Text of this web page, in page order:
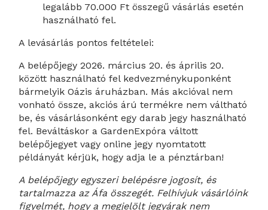
legalább 70.000 Ft összegű vásárlás esetén
használható fel.
A levásárlás pontos feltételei:
A belépőjegy 2026. március 20. és április 20.
között használható fel kedvezménykuponként
bármelyik Oázis áruházban. Más akcióval nem
vonható össze, akciós árú termékre nem váltható
be, és vásárlásonként egy darab jegy használható
fel. Beváltáskor a GardenExpóra váltott
belépőjegyet vagy online jegy nyomtatott
példányát kérjük, hogy adja le a pénztárban!
A belépőjegy egyszeri belépésre jogosít, és
tartalmazza az Áfa összegét. Felhívjuk vásárlóink
figyelmét, hogy a megjelölt jegyárak nem